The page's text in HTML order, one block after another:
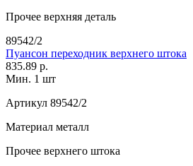
Прочее верхняя деталь
89542/2
Пуансон переходник верхнего штока
835.89 р.
Мин. 1 шт
Артикул 89542/2
Материал металл
Прочее верхнего штока